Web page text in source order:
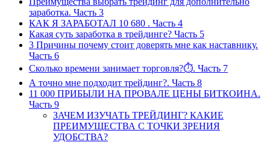
заработка. Часть 3
КАК Я ЗАРАБОТАЛ 10 680 . Часть 4
Какая суть заработка в трейдинге? Часть 5
3 Причины почему стоит доверять мне как наставнику.
Часть 6
Сколько времени занимает торговля?⏱. Часть 7
А точно мне подходит трейдинг?. Часть 8
11 000 ПРИБЫЛИ НА ПРОВАЛЕ ЦЕНЫ БИТКОИНА.
Часть 9
ЗАЧЕМ ИЗУЧАТЬ ТРЕЙДИНГ? КАКИЕ
ПРЕИМУЩЕСТВА С ТОЧКИ ЗРЕНИЯ
УДОБСТВА?